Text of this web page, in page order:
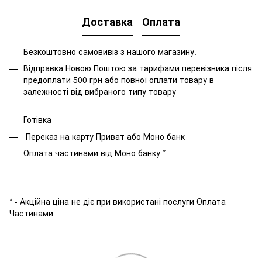
Доставка Оплата
Безкоштовно самовивіз з нашого магазину.
Відправка Новою Поштою за тарифами перевізника після
предоплати 500 грн або повної оплати товару в
залежності від вибраного типу товару
Готівка
Переказ на карту Приват або Моно банк
Оплата частинами від Моно банку *
* - Акційна ціна не діє при використані послуги Оплата
Частинами